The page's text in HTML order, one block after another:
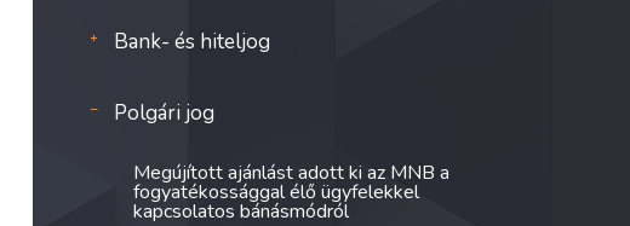
Bank- és hiteljog
Polgári jog
Megújított ajánlást adott ki az MNB a
fogyatékossággal élő ügyfelekkel
kapcsolatos bánásmódról